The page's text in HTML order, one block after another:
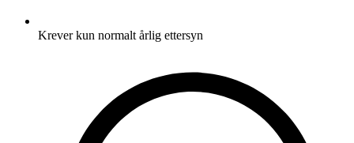
Krever kun normalt årlig ettersyn